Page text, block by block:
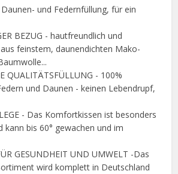
und Federnfüllung, für ein
BEZUG - hautfreundlich und
feinstem, daunendichten Mako-
QUALITÄTSFÜLLUNG - 100%
und Daunen - keinen Lebendrupf,
- Das Komfortkissen ist besonders
kann bis 60° gewachen und im
GESUNDHEIT UND UMWELT -Das
wird komplett in Deutschland